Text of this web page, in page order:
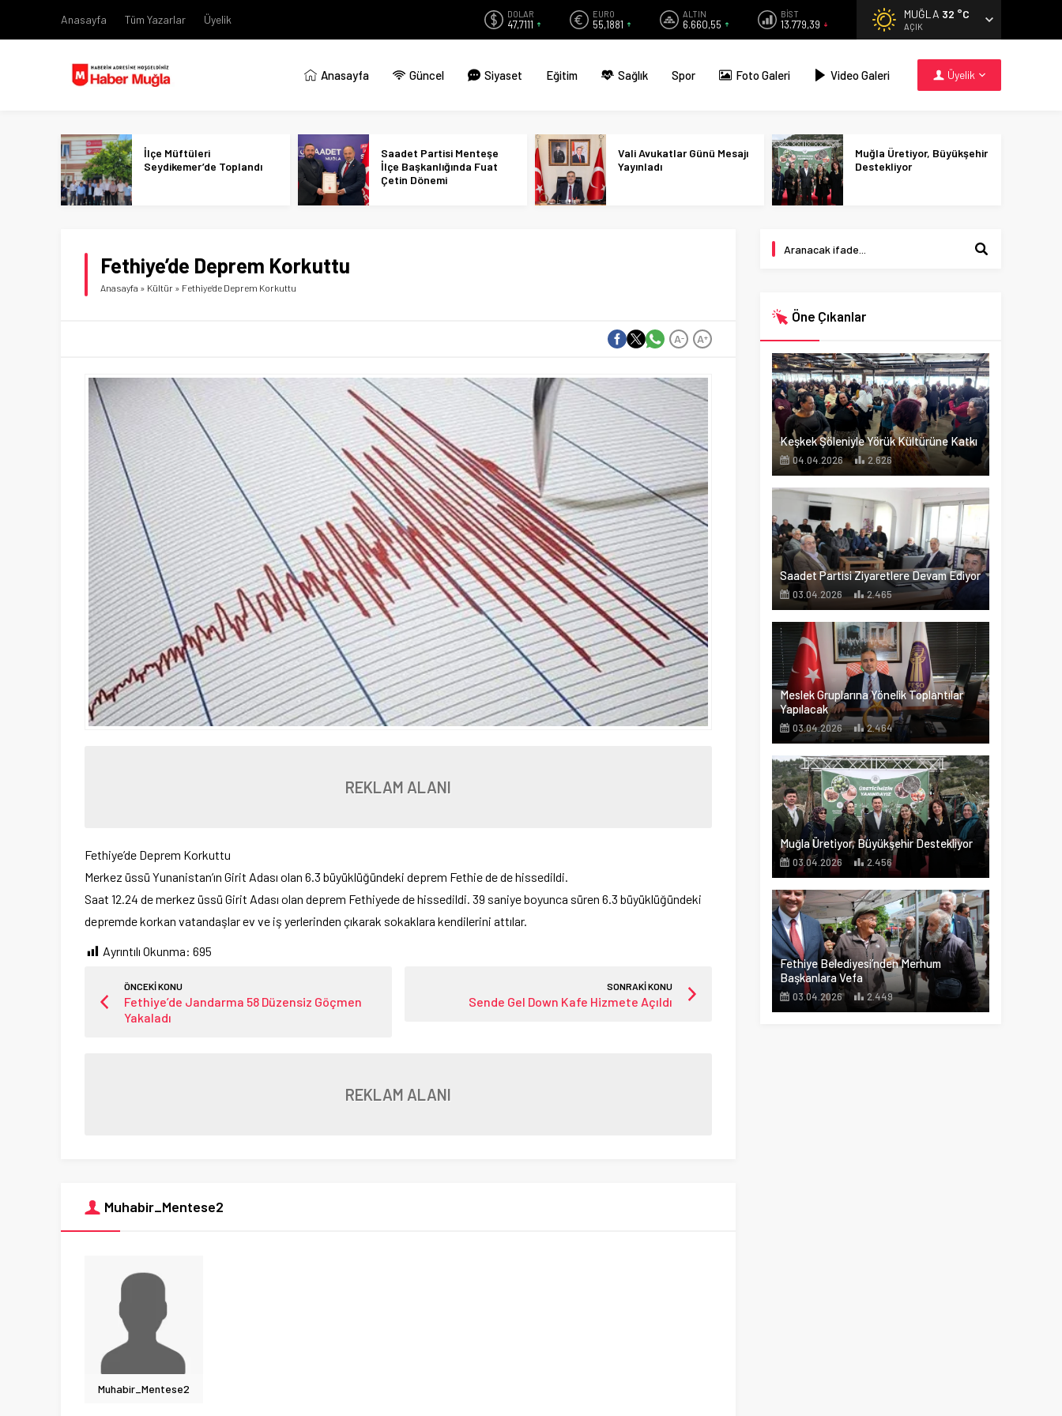
Anasayfa Tüm Yazarlar Üyelik DOLAR
47,7111
EURO
55,1881
ALTIN
6.660,55
BİST
13.779,39
MUĞLA 32 °C
AÇIK
Anasayfa Güncel Siyaset Eğitim Sağlık Spor Foto Galeri Video Galeri Üyelik
İlçe Müftüleri
Seydikemer’de Toplandı
Saadet Partisi Menteşe
İlçe Başkanlığında Fuat
Çetin Dönemi
Vali Avukatlar Günü Mesajı
Yayınladı
Muğla Üretiyor, Büyükşehir
Destekliyor
Fethiye’de Deprem Korkuttu
Anasayfa » Kültür » Fethiye’de Deprem Korkuttu
A+
A-
REKLAM ALANI
Fethiye’de Deprem Korkuttu
Merkez üssü Yunanistan’ın Girit Adası olan 6.3 büyüklüğündeki deprem Fethie de de hissedildi.
Saat 12.24 de merkez üssü Girit Adası olan deprem Fethiyede de hissedildi. 39 saniye boyunca süren 6.3 büyüklüğündeki
depremde korkan vatandaşlar ev ve iş yerlerinden çıkarak sokaklara kendilerini attılar.
Ayrıntılı Okunma: 695
ÖNCEKİ KONU
Fethiye’de Jandarma 58 Düzensiz Göçmen
Yakaladı
SONRAKİ KONU
Sende Gel Down Kafe Hizmete Açıldı
REKLAM ALANI
Muhabir_Mentese2
Muhabir_Mentese2
Öne Çıkanlar
Keşkek Şöleniyle Yörük Kültürüne Katkı
04.04.2026 2.626
Saadet Partisi Ziyaretlere Devam Ediyor
03.04.2026 2.465
Meslek Gruplarına Yönelik Toplantılar
Yapılacak
03.04.2026 2.464
Muğla Üretiyor, Büyükşehir Destekliyor
03.04.2026 2.456
Fethiye Belediyesi’nden Merhum
Başkanlara Vefa
03.04.2026 2.449